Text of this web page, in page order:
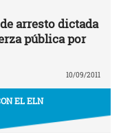
arresto dictada
pública por
10/09/2011
EL ELN